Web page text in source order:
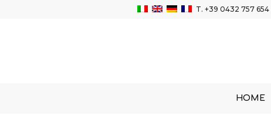
T. +39 0432 757 654
HOME